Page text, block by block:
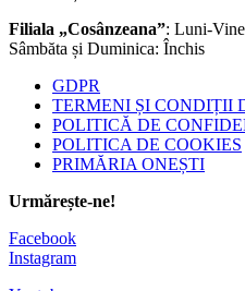
Filiala „Cosânzeana”: Luni-
Sâmbăta și Duminica: Închis
GDPR
TERMENI ȘI CONDIȚII
POLITICĂ DE
POLITICA DE COOKIES
PRIMĂRIA ONEȘTI
Urmărește-ne!
Facebook
Instagram